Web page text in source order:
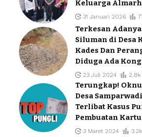
Keluarga
31 Januari 2026
Terkesan
Siluman di Desa
Kades Dan
Diduga Ada
23 Juli 2024 2.8k
Terungkap!
Desa
Terlibat Kasus
Pembuatan Kartu
3 Maret 2024